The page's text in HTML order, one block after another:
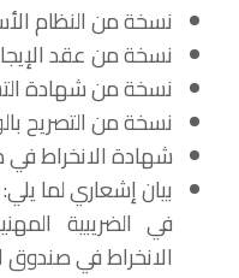
نسخة من النظام
نسخة من عقد
نسخة من شهادة
نسخة من التصريح
شهادة الانخراط
بيان إشعاري لما
في الضريبية
الانخراط في صندوق